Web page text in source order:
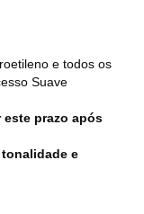
e todos os
Suave
este prazo após
e